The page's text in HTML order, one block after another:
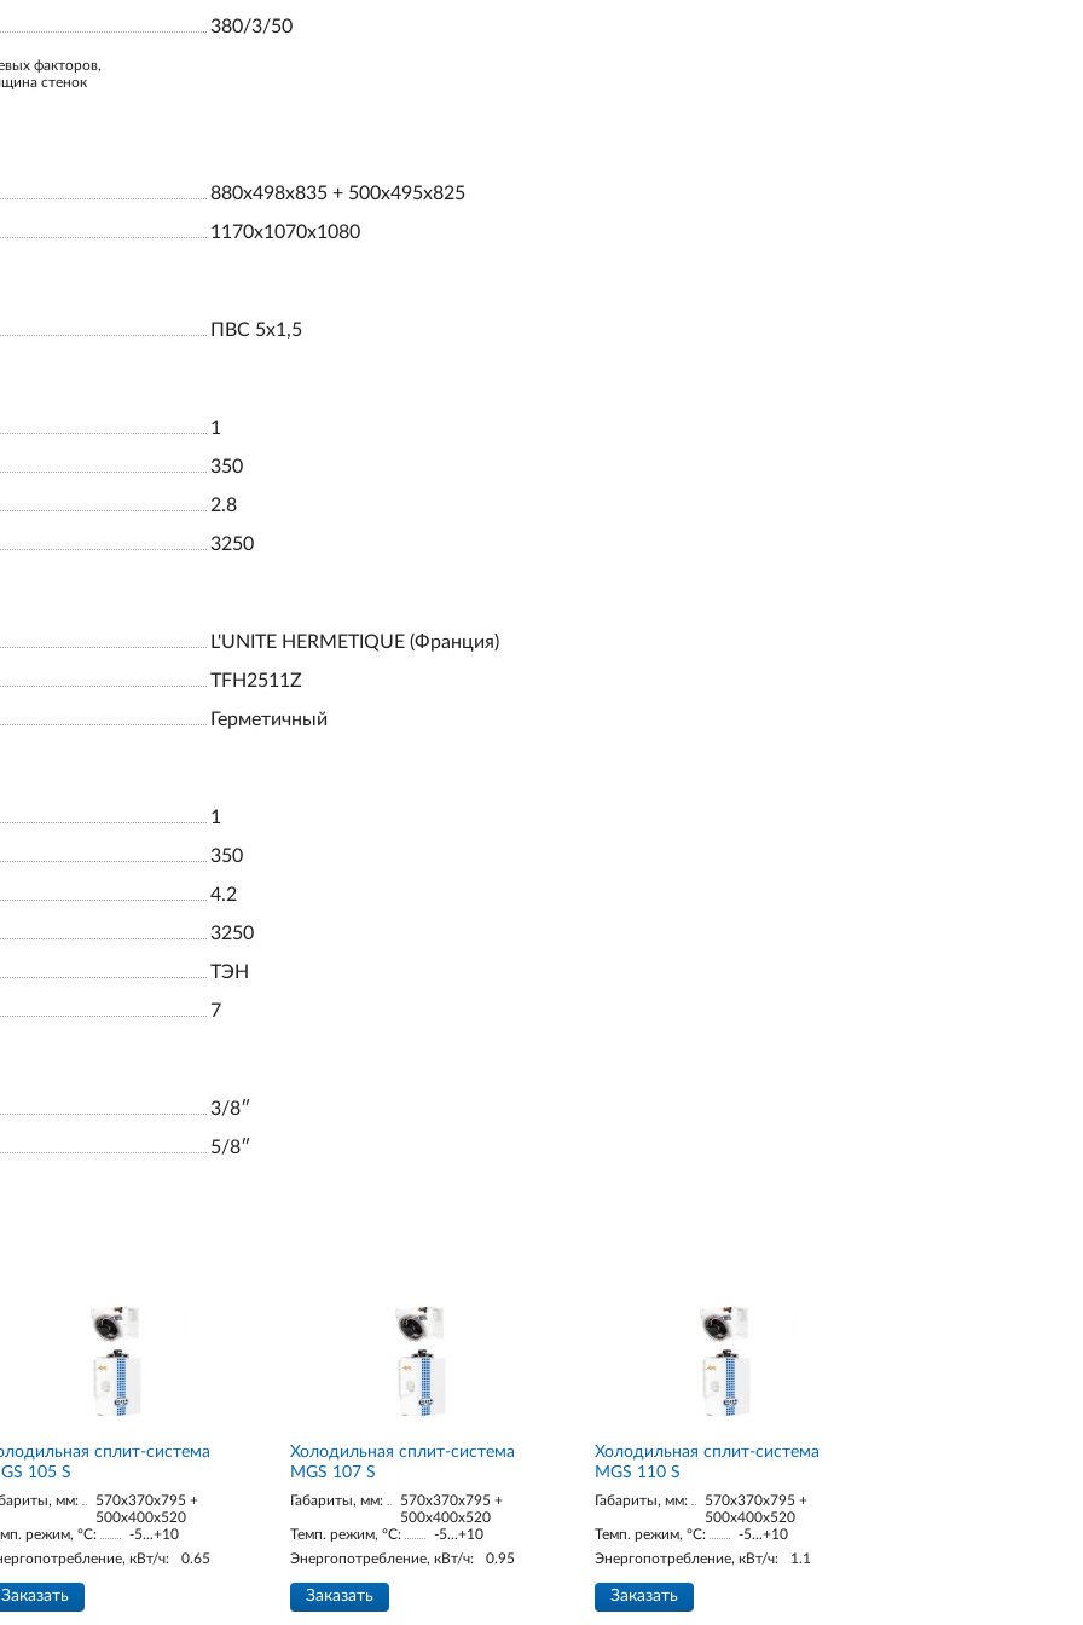
380/3/50
факторов,
стенок
880x498x835 + 500x495x825
1170x1070x1080
ПВС 5х1,5
1
350
2.8
3250
L'UNITE HERMETIQUE (Франция)
TFH2511Z
Герметичный
1
350
4.2
3250
ТЭН
7
3/8ʺ
5/8ʺ
сплит-система
105 S
мм:
570x370x795 +
500x400x520
режим, °С:
-5...+10
кВт/ч:
0.65
Заказать
Холодильная сплит-система
MGS 107 S
Габариты, мм:
570x370x795 +
500x400x520
Темп. режим, °С:
-5...+10
Энергопотребление, кВт/ч:
0.95
Заказать
Холодильная сплит-система
MGS 110 S
Габариты, мм:
570x370x795 +
500x400x520
Темп. режим, °С:
-5...+10
Энергопотребление, кВт/ч:
1.1
Заказать